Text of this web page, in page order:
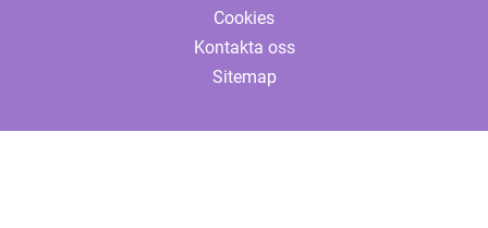
Cookies
Kontakta oss
Sitemap